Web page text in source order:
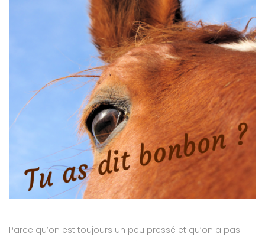
Parce qu’on est toujours un peu pressé et qu’on a pas